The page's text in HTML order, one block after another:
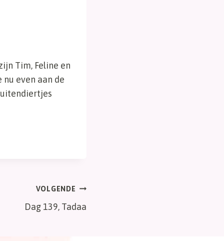
Tim, Feline en
even aan de
VOLGENDE
Dag 139, Tadaa